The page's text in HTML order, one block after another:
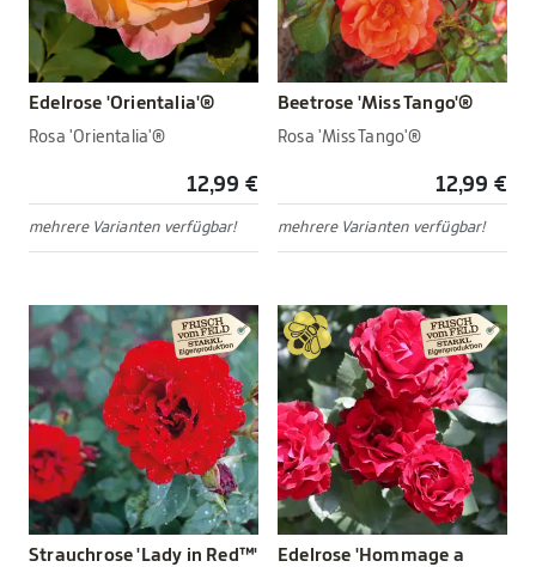
Edelrose 'Orientalia'®
Rosa 'Orientalia'®
12,99 €
mehrere Varianten verfügbar!
Beetrose 'Miss Tango'®
Rosa 'Miss Tango'®
12,99 €
mehrere Varianten verfügbar!
Strauchrose 'Lady in Red™'
Edelrose 'Hommage a